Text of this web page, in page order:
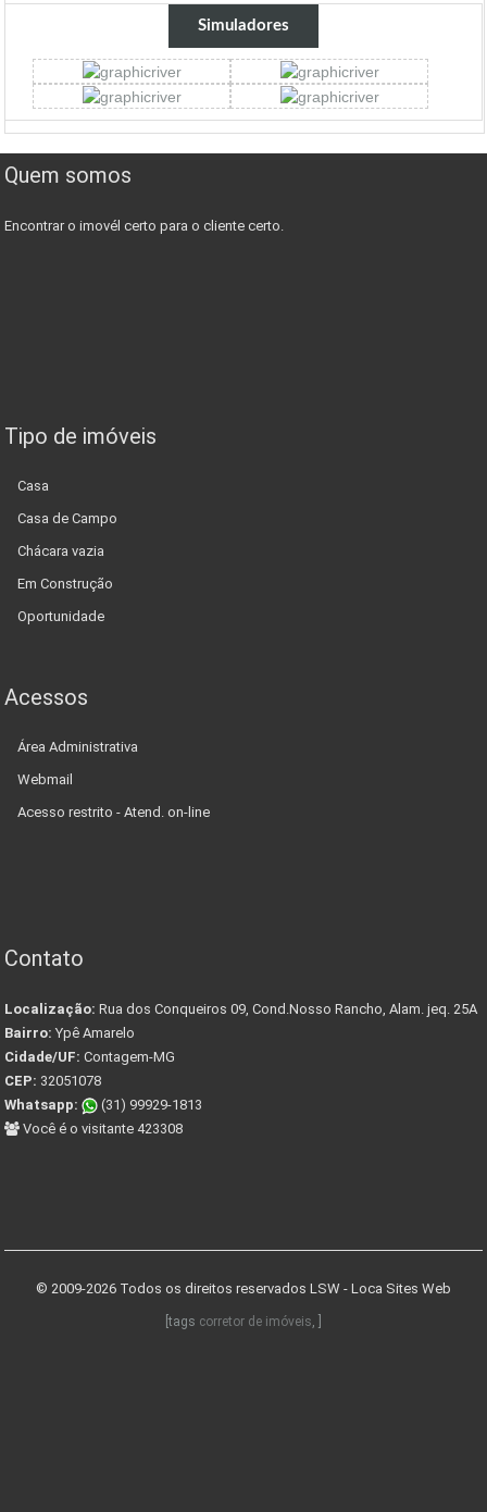
Simuladores
Quem somos
Encontrar o imovél certo para o cliente certo.
Tipo de imóveis
Casa
Casa de Campo
Chácara vazia
Em Construção
Oportunidade
Acessos
Área Administrativa
Webmail
Acesso restrito - Atend. on-line
Contato
Localização: Rua dos Conqueiros 09, Cond.Nosso Rancho, Alam. jeq. 25A
Bairro: Ypê Amarelo
Cidade/UF: Contagem-MG
CEP: 32051078
Whatsapp:
(31) 99929-1813
Você é o visitante 423308
© 2009-2026 Todos os direitos reservados LSW - Loca Sites Web
[tags corretor de imóveis, ]